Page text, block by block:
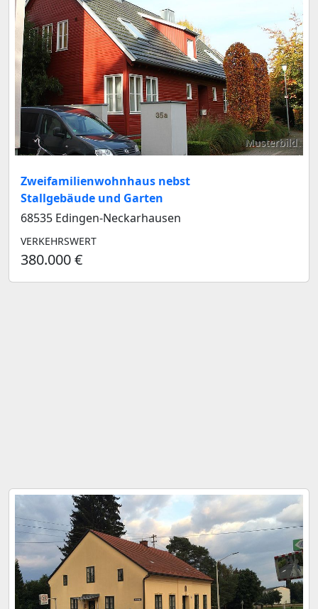
Musterbild
Zweifamilienwohnhaus nebst
Stallgebäude und Garten
68535 Edingen-Neckarhausen
VERKEHRSWERT
380.000 €